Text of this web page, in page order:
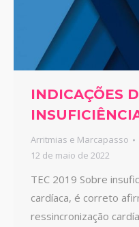
INDICAÇÕES
Arritmias e Marcapasso
12 de maio de 2022
TEC 2019 Sobre
cardíaca, é correto
ressincronização